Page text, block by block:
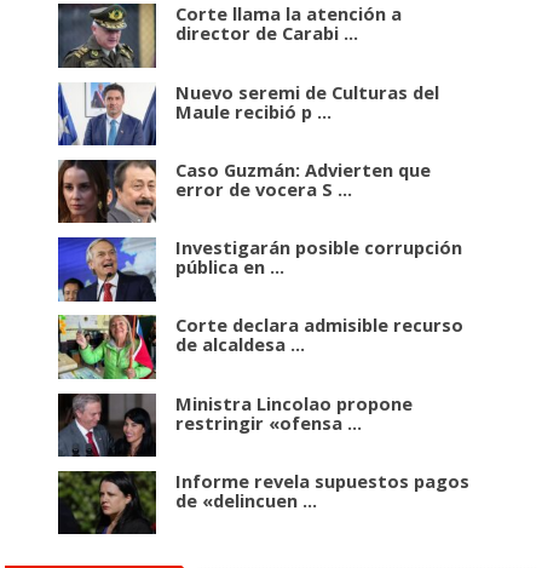
Corte llama la atención a
director de Carabi ...
Nuevo seremi de Culturas del
Maule recibió p ...
Caso Guzmán: Advierten que
error de vocera S ...
Investigarán posible corrupción
pública en ...
Corte declara admisible recurso
de alcaldesa ...
Ministra Lincolao propone
restringir «ofensa ...
Informe revela supuestos pagos
de «delincuen ...